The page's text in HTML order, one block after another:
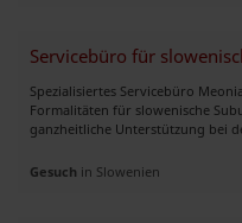
Servicebüro für
Spezialisiertes Servicebüro
Formalitäten für slowenische
ganzheitliche Unterstützung bei
Gesuch in Slowenien